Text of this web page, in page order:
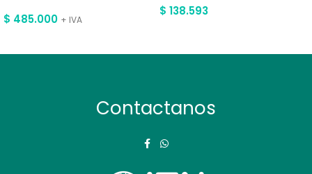
$ 485.000 + IVA
$ 138.593
Contactanos